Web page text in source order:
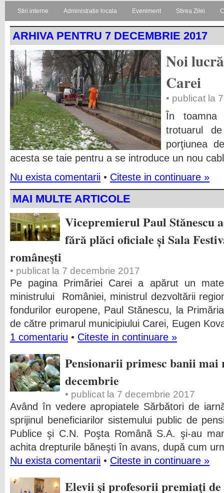
Stiri interne Administratie locala Eveniment Stirea Zilei
ARHIVA PENTRU 7 DECEMBRIE 2017
Noi
Carei
• publicat la
În
trotuarul
porţiunea
acesta se taie pentru a se introduce un nou
Nu exista comentarii • Citeste in continuare »
MAI MULTE ARTICOLE
Vicepremierul Paul
fără plăci oficiale și Sala
româneşti
• publicat la 7 decembrie 2017
Pe pagina Primăriei Carei a apărut un
ministrului României, ministrul dezvoltării
fondurilor europene, Paul Stănescu, la
de către primarul municipiului Carei, Eugen
1 comentariu • Citeste in continuare »
Pensionarii primesc banii mai
decembrie
• publicat la 7 decembrie 2017
Având în vedere apropiatele Sărbători de
sprijinul beneficiarilor sistemului public de
Publice şi C.N. Poşta Română S.A. şi-au
achita drepturile băneşti în avans, după cum
Nu exista comentarii • Citeste in continuare »
Elevii şi profesorii premiaţi